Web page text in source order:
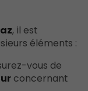
, il est
éléments :
vous de
concernant